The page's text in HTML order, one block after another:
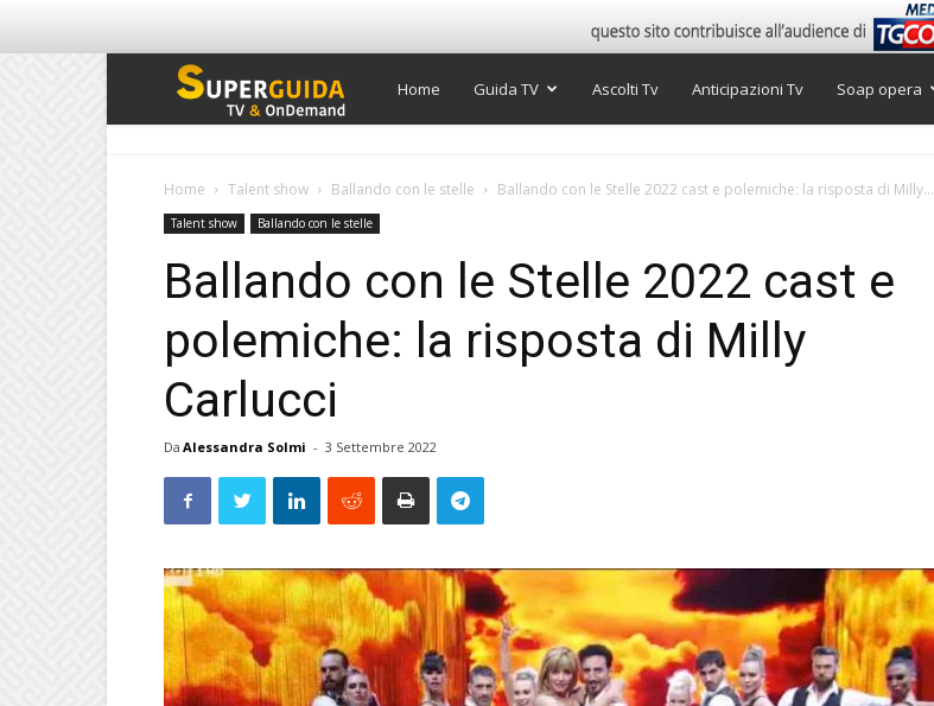
Super
Home Guida TV Ascolti Tv Anticipazioni Tv Soap opera
Home Talent show Ballando con le stelle Ballando con le Stelle 2022 cast e polemiche: la risposta di Milly...
Talent show Ballando con le stelle
Ballando con le Stelle 2022 cast e
polemiche: la risposta di Milly
Carlucci
Da Alessandra Solmi - 3 Settembre 2022